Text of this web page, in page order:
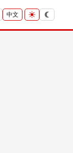
中文